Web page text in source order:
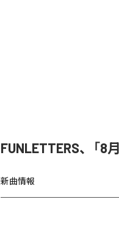
FUNLETTERS、「8
新曲情報